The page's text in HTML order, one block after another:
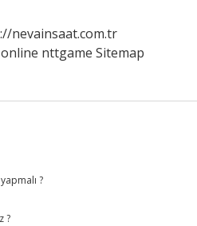
nevainsaat.com.tr
nttgame Sitemap
?
?